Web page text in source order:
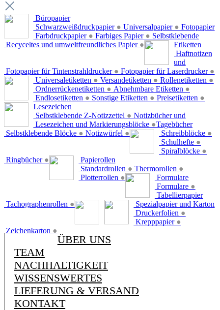
Büropapier
Schwarzweißdruckpapier ● Universalpapier ●
Farbdruckpapier ● Farbiges Papier ●
Recyceltes und umweltfreundliches Papier ●
Fotopapier
Fotopapier für Tintenstrahldrucker ● Fotopapier für Laserdrucker ●
Selbstklebende
Etiketten
Universaletiketten ● Versandetiketten ● Rollenetiketten ●
Ordnerrückenetiketten ● Abnehmbare Etiketten ●
Endlosetiketten ● Sonstige Etiketten ● Preisetiketten ●
Haftnotizen
und
Lesezeichen
Selbstklebende Z-Notizzettel ●
Lesezeichen und Markierungsblöcke ●
Selbstklebende Blöcke ● Notizwürfel ●
Notizbücher und
Tagebücher
Schreibblöcke ●
Schulhefte ●
Spiralblöcke ●
Ringbücher ●
Papierollen
Standardrollen ● Thermorollen ●
Plotterrollen ●
Formulare
Formulare ●
Tachographenrollen ●
Tabellierpapier
Spezialpapier und Karton
Druckerfolien ●
Krepppapier ●
Zeichenkarton ●
ÜBER UNS
TEAM
NACHHALTIGKEIT
WISSENSWERTES
LIEFERUNG & VERSAND
KONTAKT